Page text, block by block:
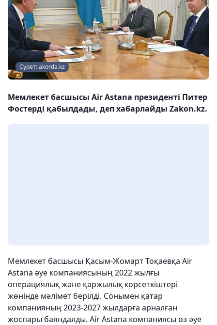
Сурет: akorda.kz
Мемлекет басшысы Air Astana президенті Питер
Фостерді қабылдады, деп хабарлайды Zakon.kz.
Мемлекет басшысы Қасым-Жомарт Тоқаевқа Air
Astana әуе компаниясының 2022 жылғы
операциялық және қаржылық көрсеткіштері
жөнінде мәлімет берілді. Сонымен қатар
компанияның 2023-2027 жылдарға арналған
жоспары баяндалды. Air Astana компаниясы өз әуе